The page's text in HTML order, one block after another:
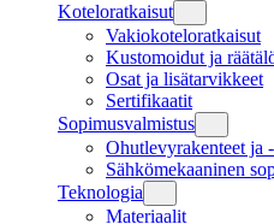
Koteloratkaisut
Vakiokoteloratkaisut
Kustomoidut ja
Osat ja lisätarvikkeet
Sertifikaatit
Sopimusvalmistus
Ohutlevyrakenteet ja
Sähkömekaaninen
Teknologia
Materiaalit